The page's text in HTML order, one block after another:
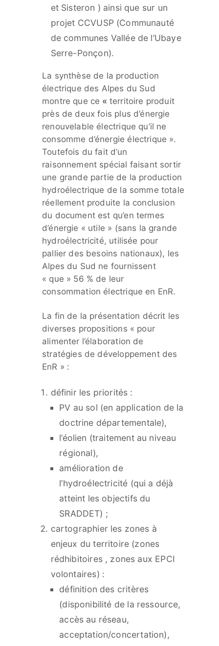
et Sisteron ) ainsi que sur un
projet CCVUSP (Communauté
de communes Vallée de l’Ubaye
Serre-Ponçon).
La synthèse de la production
électrique des Alpes du Sud
montre que ce « territoire produit
près de deux fois plus d’énergie
renouvelable électrique qu’il ne
consomme d’énergie électrique ».
Toutefois du fait d’un
raisonnement spécial faisant sortir
une grande partie de la production
hydroélectrique de la somme totale
réellement produite la conclusion
du document est qu’en termes
d’énergie « utile » (sans la grande
hydroélectricité, utilisée pour
pallier des besoins nationaux), les
Alpes du Sud ne fournissent
« que » 56 % de leur
consommation électrique en EnR.
La fin de la présentation décrit les
diverses propositions « pour
alimenter l’élaboration de
stratégies de développement des
EnR » :
définir les priorités :
PV au sol (en application de la
doctrine départementale),
l’éolien (traitement au niveau
régional),
amélioration de
l’hydroélectricité (qui a déjà
atteint les objectifs du
SRADDET) ;
cartographier les zones à
enjeux du territoire (zones
rédhibitoires , zones aux EPCI
volontaires) :
définition des critères
(disponibilité de la ressource,
accès au réseau,
acceptation/concertation),